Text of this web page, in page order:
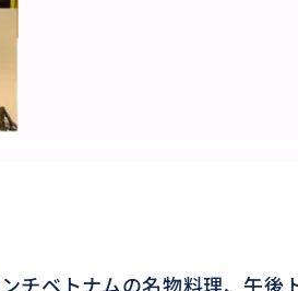
チベトナムの名物料理、午後